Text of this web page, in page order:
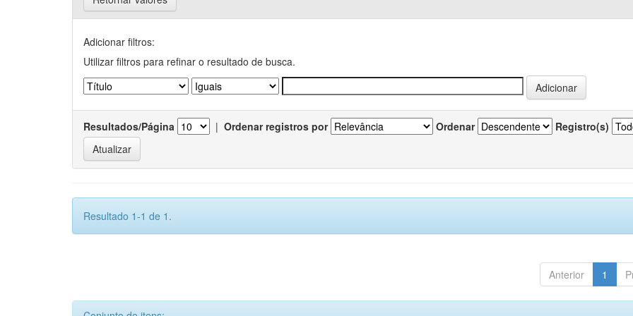
Adicionar filtros:
Utilizar filtros para refinar o resultado de busca.
Resultados/Página | Ordenar registros por Ordenar Registro(s)
Resultado 1-1 de 1.
Anterior 1